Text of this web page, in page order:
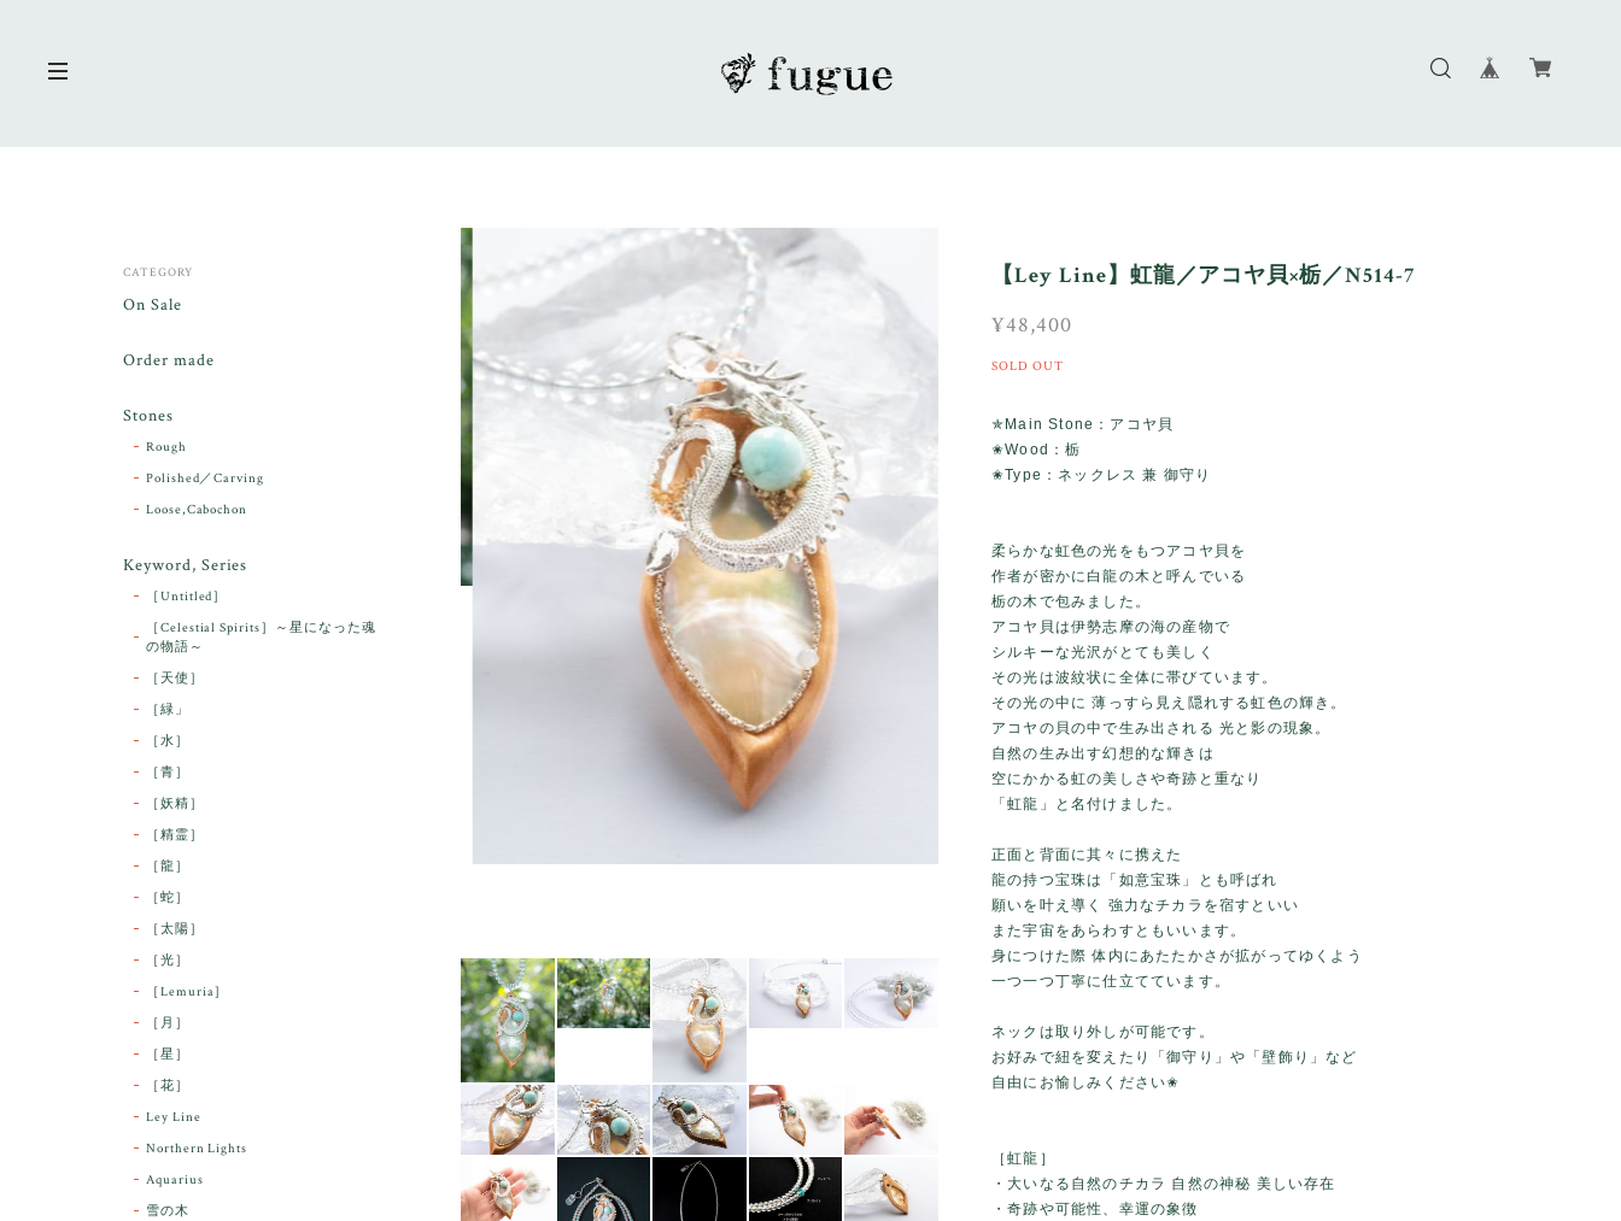
【Ley Line】虹龍／アコヤ貝×栃／N514-7
¥48,400
SOLD OUT
✯Main Stone：アコヤ貝
✬Wood：栃
✬Type：ネックレス 兼 御守り
柔らかな虹色の光をもつアコヤ貝を
作者が密かに白龍の木と呼んでいる
栃の木で包みました。
アコヤ貝は伊勢志摩の海の産物で
シルキーな光沢がとても美しく
その光は波紋状に全体に帯びています。
その光の中に 薄っすら見え隠れする虹色の輝き。
アコヤの貝の中で生み出される 光と影の現象。
自然の生み出す幻想的な輝きは
空にかかる虹の美しさや奇跡と重なり
「虹龍」と名付けました。
正面と背面に其々に携えた
龍の持つ宝珠は「如意宝珠」とも呼ばれ
願いを叶え導く 強力なチカラを宿すといい
また宇宙をあらわすともいいます。
身につけた際 体内にあたたかさが拡がってゆくよう
一つ一つ丁寧に仕立てています。
ネックは取り外しが可能です。
お好みで紐を変えたり「御守り」や「壁飾り」など
自由にお愉しみください✬
［虹龍］
・大いなる自然のチカラ 自然の神秘 美しい存在
・奇跡や可能性、幸運の象徴
CATEGORY
On Sale
Order made
Stones
Rough
Polished／Carving
Loose,Cabochon
Keyword, Series
［Untitled］
［Celestial Spirits］～星になった魂
の物語～
［天使］
［緑」
［水］
［青］
［妖精］
［精霊］
［龍］
［蛇］
［太陽］
［光］
［Lemuria］
［月］
［星］
［花］
Ley Line
Northern Lights
Aquarius
雪の木